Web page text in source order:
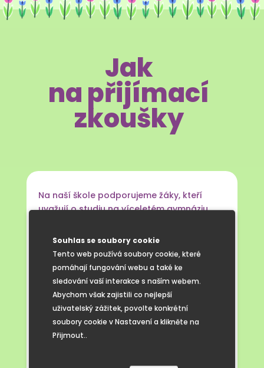
Souhlas se soubory cookie
Tento web používá soubory cookie, které
pomáhají fungování webu a také ke
sledování vaší interakce s naším webem.
Abychom však zajistili co nejlepší
uživatelský zážitek, povolte konkrétní
soubory cookie v Nastavení a klikněte na
Přijmout..
Jak
na přijímací
zkoušky
Na naší škole podporujeme žáky, kteří
uvažují o studiu na víceletém gymnáziu.
přípravný kroužek zaměřený na rozvoj
dovedností potřebných k úspěšnému
zvládnutí přijímacích zkoušek.
Každý týden se děti setkávají v menší
skupině, kde mají prostor procvičovat
klíčové oblasti z českého jazyka
i matematiky, řešit typové úlohy a učit
se strategie, které jim pomohou při práci